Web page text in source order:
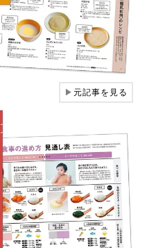
▶元記事を見る